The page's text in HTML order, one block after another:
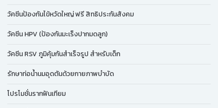
วัคซีนป้องกันไข้หวัดใหญ่ ฟรี สิทธิประกันสังคม
วัคซีน HPV (ป้องกันมะเร็งปากมดลูก)
วัคซีน RSV ภูมิคุ้มกันสำเร็จรูป สำหรับเด็ก
รักษาท่อน้ำนมอุดตันด้วยกายภาพบำบัด
โปรโมชั่นรากฟันเทียม